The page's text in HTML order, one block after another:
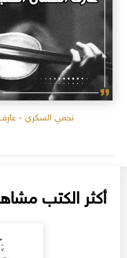
نجمي السكري - عازف
أكثر الكتب